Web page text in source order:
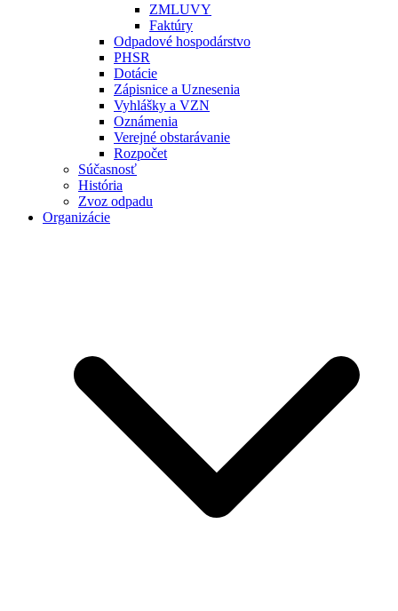
ZMLUVY
Faktúry
Odpadové hospodárstvo
PHSR
Dotácie
Zápisnice a Uznesenia
Vyhlášky a VZN
Oznámenia
Verejné obstarávanie
Rozpočet
Súčasnosť
História
Zvoz odpadu
Organizácie